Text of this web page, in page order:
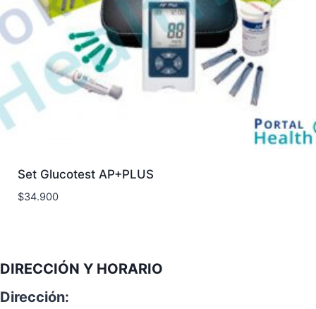
Set Glucotest AP+PLUS
$34.900
DIRECCIÓN Y HORARIO
Dirección: